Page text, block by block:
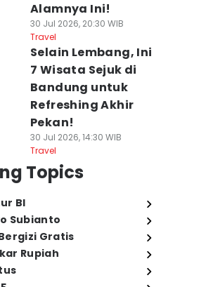
Alamnya Ini!
30 Jul 2026, 20:30 WIB
Travel
Selain Lembang, Ini
7 Wisata Sejuk di
Bandung untuk
Refreshing Akhir
Pekan!
30 Jul 2026, 14:30 WIB
Travel
Topics
BI
Subianto
Gratis
Rupiah